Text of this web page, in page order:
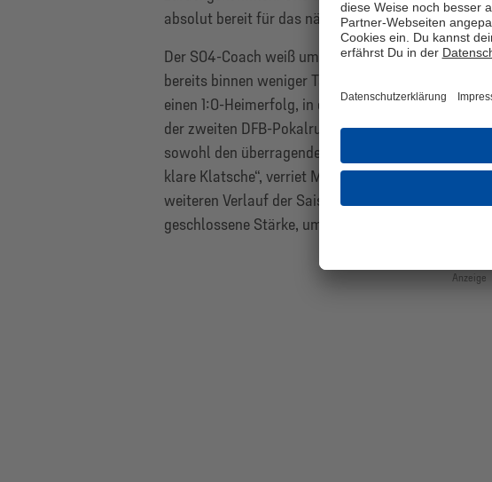
absolut bereit für das nächste Topspiel.“
Der S04-Coach weiß um die Stärken der Lilien, mit
bereits binnen weniger Tage doppelt messen
einen 1:0-Heimerfolg, in der darauffolgenden
der zweiten DFB-Pokalrunde mit 0:4. „Wir haben
sowohl den überragenden Sieg durch das
klare Klatsche“, verriet Muslic. „Solche
weiteren Verlauf der Saison stärker werden lassen.
geschlossene Stärke, um zu bestehen.“
Anzeige